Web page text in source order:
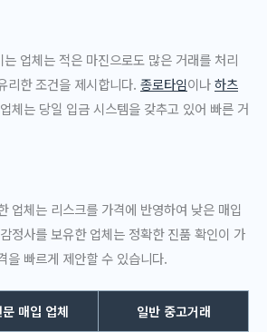
업체는 적은 마진으로도 많은 거래를 처리
리한 조건을 제시합니다. 종로타임이나하츠
체는 당일 입금 시스템을 갖추고 있어 빠른 거
업체는 리스크를 가격에 반영하여 낮은 매입
정사를 보유한 업체는 정확한 진품 확인이 가
을 빠르게 제안할 수 있습니다.
매입 업체 일반 중고거래